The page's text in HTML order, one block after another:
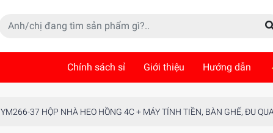
Chính sách sỉ Giới thiệu Hướng dẫn
YM266-37 HỘP NHÀ HEO HỒNG 4C + MÁY TÍNH TIỀN, BÀN GHẾ, ĐU